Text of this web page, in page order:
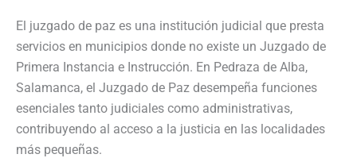
El juzgado de paz es una institución judicial que presta
servicios en municipios donde no existe un Juzgado de
Primera Instancia e Instrucción. En Pedraza de Alba,
Salamanca, el Juzgado de Paz desempeña funciones
esenciales tanto judiciales como administrativas,
contribuyendo al acceso a la justicia en las localidades
más pequeñas.